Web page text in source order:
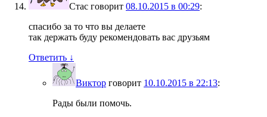
Стас говорит 08.10.2015 в 00:29:
спасибо за то что вы делаете
так держать буду рекомендовать вас друзьям
Ответить ↓
Виктор говорит 10.10.2015 в 22:13:
Рады были помочь.